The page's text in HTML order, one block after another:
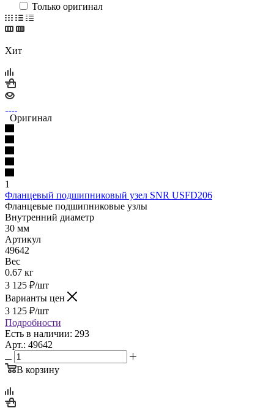
Только оригинал
Хит
Оригинал
1
Фланцевый подшипниковый узел SNR USFD206
Фланцевые подшипниковые узлы
Внутренний диаметр
30 мм
Артикул
49642
Вес
0.67 кг
3 125 ₽/шт
Варианты цен
3 125 ₽/шт
Подробности
Есть в наличии: 293
Арт.: 49642
В корзину